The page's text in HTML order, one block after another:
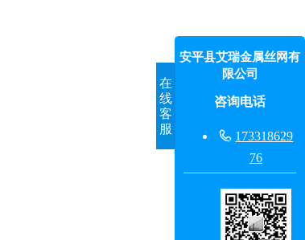
在
线
客
服
安平县艾瑞金属丝网有
限公司
咨询电话
 173318629
76